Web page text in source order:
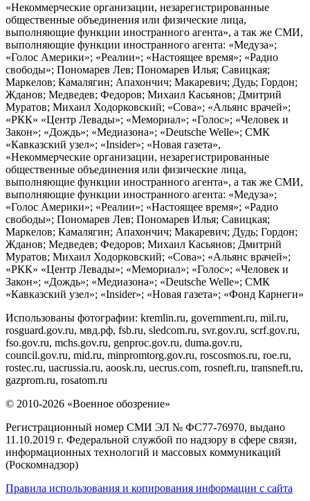
«Некоммерческие организации, незарегистрированные
общественные объединения или физические лица,
выполняющие функции иностранного агента», а так же СМИ,
выполняющие функции иностранного агента: «Медуза»;
«Голос Америки»; «Реалии»; «Настоящее время»; «Радио
свободы»; Пономарев Лев; Пономарев Илья; Савицкая;
Маркелов; Камалягин; Апахончич; Макаревич; Дудь; Гордон;
Жданов; Медведев; Федоров; Михаил Касьянов; Дмитрий
Муратов; Михаил Ходорковский; «Сова»; «Альянс врачей»;
«РКК» «Центр Левады»; «Мемориал»; «Голос»; «Человек и
Закон»; «Дождь»; «Медиазона»; «Deutsche Welle»; СМК
«Кавказский узел»; «Insider»; «Новая газета»,
«Некоммерческие организации, незарегистрированные
общественные объединения или физические лица,
выполняющие функции иностранного агента», а так же СМИ,
выполняющие функции иностранного агента: «Медуза»;
«Голос Америки»; «Реалии»; «Настоящее время»; «Радио
свободы»; Пономарев Лев; Пономарев Илья; Савицкая;
Маркелов; Камалягин; Апахончич; Макаревич; Дудь; Гордон;
Жданов; Медведев; Федоров; Михаил Касьянов; Дмитрий
Муратов; Михаил Ходорковский; «Сова»; «Альянс врачей»;
«РКК» «Центр Левады»; «Мемориал»; «Голос»; «Человек и
Закон»; «Дождь»; «Медиазона»; «Deutsche Welle»; СМК
«Кавказский узел»; «Insider»; «Новая газета»; «Фонд Карнеги»
Использованы фотографии: kremlin.ru, government.ru, mil.ru,
rosguard.gov.ru, мвд.рф, fsb.ru, sledcom.ru, svr.gov.ru, scrf.gov.ru,
fso.gov.ru, mchs.gov.ru, genproc.gov.ru, duma.gov.ru,
council.gov.ru, mid.ru, minpromtorg.gov.ru, roscosmos.ru, roe.ru,
rostec.ru, uacrussia.ru, aoosk.ru, uecrus.com, rosneft.ru, transneft.ru,
gazprom.ru, rosatom.ru
© 2010-2026 «Военное обозрение»
Регистрационный номер СМИ ЭЛ № ФС77-76970, выдано
11.10.2019 г. Федеральной службой по надзору в сфере связи,
информационных технологий и массовых коммуникаций
(Роскомнадзор)
Правила использования и копирования информации с сайта